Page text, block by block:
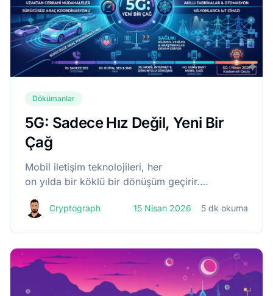
Dökümanlar
5G: Sadece Hız Değil, Yeni Bir
Çağ
Mobil iletişim teknolojileri, her
on yılda bir köklü bir dönüşüm geçirir.
2G ile dijitalleşti,
Cryptograph 15 Nisan 2026 5 dk okuma